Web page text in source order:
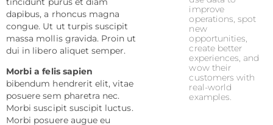
dapibus, a rhoncus magna
congue. Ut ut turpis suscipit
massa mollis gravida. Proin ut
dui in libero aliquet semper.
Morbi a felis sapien
bibendum hendrerit elit, vitae
posuere sem pharetra nec.
Morbi suscipit suscipit luctus.
Morbi posuere augue eu
improve
operations, spot
new
opportunities,
create better
experiences, and
wow their
customers with
real-world
examples.